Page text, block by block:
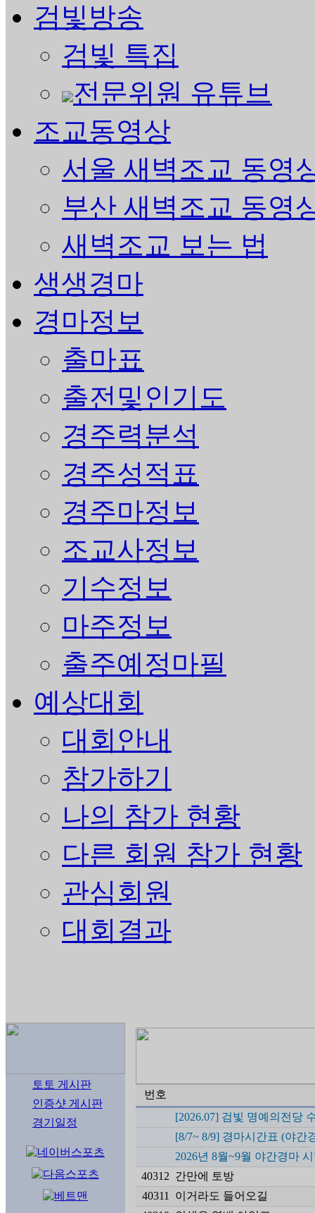
검빛방송
검빛 특집
전문위원 유튜브
조교동영상
서울 새벽조교 동영
부산 새벽조교 동영
새벽조교 보는 법
생생경마
경마정보
출마표
출전및인기도
경주력분석
경주성적표
경주마정보
조교사정보
기수정보
마주정보
출주예정마필
예상대회
대회안내
참가하기
나의 참가 현황
다른 회원 참가 현황
관심회원
대회결과
토토 게시판
인증샷 게시판
경기일정
번호
[2026.07] 검빛 명예의전당
[8/7~ 8/9] 경마시간표 (야간
2026년 8월~9월 야간경마
40312 간만에 토방
40311
이거라도 들어오길